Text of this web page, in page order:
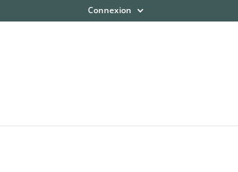
Connexion